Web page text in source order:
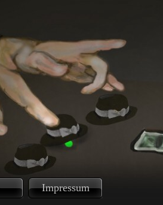
Impressum